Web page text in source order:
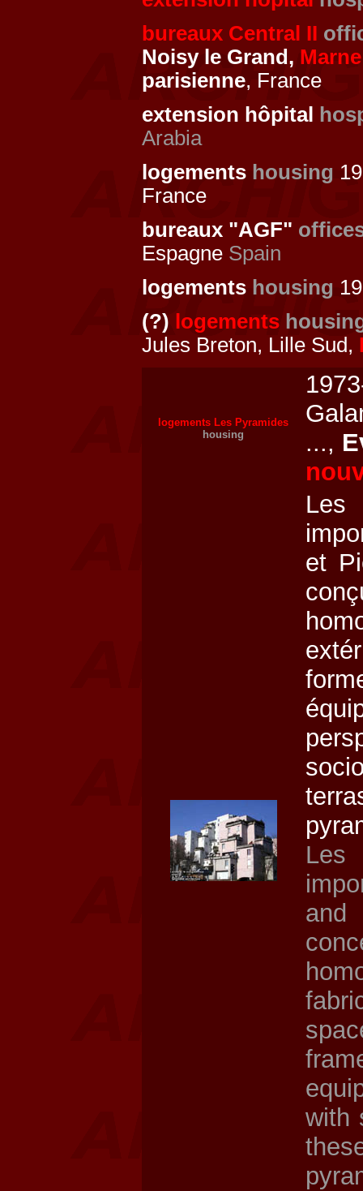
bureaux Central II
Noisy le Grand,
parisienne, France
extension hôpital
Arabia
logements housing
France
bureaux "AGF"
Espagne Spain
logements housing
(?) logements
Jules Breton, Lille Sud,
logements Les Pyramides
housing
...,
Les
et
and
with